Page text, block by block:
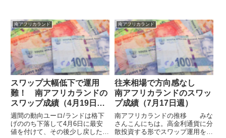
南アフリカランド
スワップ大幅低下で運用
難！ 南アフリカランドの
スワップ成績（4月19日
週）
週間の動向ユーロ/ランドは格下
げののち下落して4月6日に最安
値を付けて、その後少し戻したの
南アフリカランド
往来相場で方向感なし
南アフリカランドのスワッ
プ成績（7月17日週）
南アフリカランドの推移 みな
さんこんにちは。高金利通貨に分
散投資する形でスワップ運用を行